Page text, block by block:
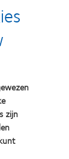
zijn